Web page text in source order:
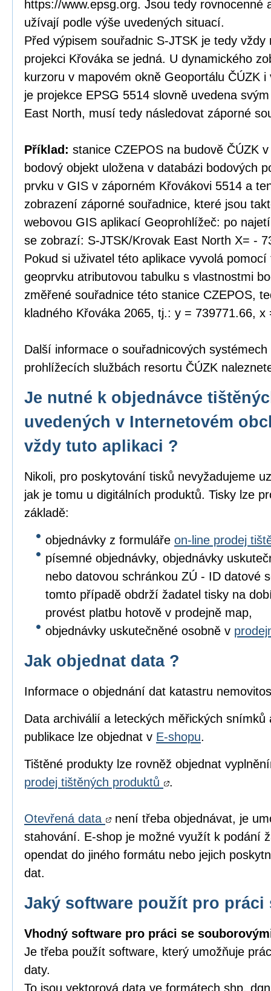
https://www.epsg.org. Jsou tedy rovnocenné
užívají podle výše uvedených situací.
Před výpisem souřadnic S-JTSK je tedy
projekci Křováka se jedná. U dynamického
kurzoru v mapovém okně Geoportálu ČÚZK
je projekce EPSG 5514 slovně uvedena
East North, musí tedy následovat záporné
Příklad: stanice CZEPOS na budově ČÚZK
bodový objekt uložena v databázi bodových
prvku v GIS v záporném Křovákovi 5514 a
zobrazení záporné souřadnice, které jsou
webovou GIS aplikací Geoprohlížeč: po
se zobrazí: S-JTSK/Krovak East North X= -
Pokud si uživatel této aplikace vyvolá
geoprvku atributovou tabulku s vlastnostmi
změřené souřadnice této stanice CZEPOS,
kladného Křováka 2065, tj.: y = 739771.66, x
Další informace o souřadnicových
prohlížecích službách resortu ČÚZK
Je nutné k objednávce
uvedených v Internetovém
vždy tuto aplikaci ?
Nikoli, pro poskytování tisků nevyžadujeme
jak je tomu u digitálních produktů. Tisky lze
základě:
objednávky z formuláře on-line prodej
písemné objednávky, objednávky
nebo datovou schránkou ZÚ - ID datové
tomto případě obdrží žadatel tisky na
provést platbu hotově v prodejně map,
objednávky uskutečněné osobně v
Jak objednat data ?
Informace o objednání dat katastru
Data archiválií a leteckých měřických
publikace lze objednat v E-shopu.
Tištěné produkty lze rovněž objednat
prodej tištěných produktů
.
Otevřená data
není třeba objednávat, je
stahování. E-shop je možné využít k podání
opendat do jiného formátu nebo jejich
dat.
Jaký software použít pro práci
Vhodný software pro práci se
Je třeba použít software, který umožňuje
daty.
To jsou vektorová data ve formátech shp,